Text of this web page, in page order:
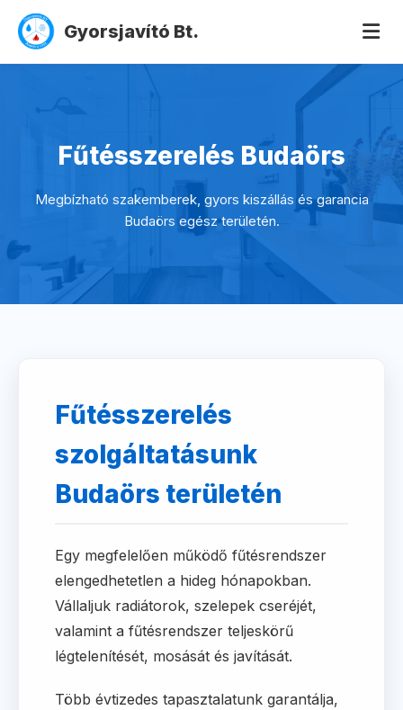
Gyorsjavító Bt.
Fűtésszerelés Budaörs
Megbízható szakemberek, gyors kiszállás és garancia
Budaörs egész területén.
Fűtésszerelés
szolgáltatásunk
Budaörs területén
Egy megfelelően működő fűtésrendszer
elengedhetetlen a hideg hónapokban.
Vállaljuk radiátorok, szelepek cseréjét,
valamint a fűtésrendszer teljeskörű
légtelenítését, mosását és javítását.
Több évtizedes tapasztalatunk garantálja,